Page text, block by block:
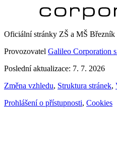
Oficiální stránky ZŠ a MŠ
Provozovatel Galileo Corporation
Poslední aktualizace: 7. 7. 2026
Změna vzhledu, Struktura stránek,
Prohlášení o přístupnosti, Cookies